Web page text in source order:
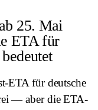
25. Mai
ETA für
ETA für deutsche
— aber die ETA-